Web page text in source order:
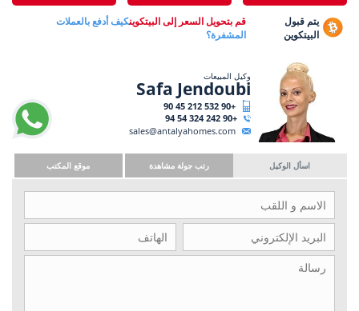
يتم قبول
البيتكوين
قم بتحويل السعر إلى البيتكوينكيف أدفع بالعملات
المشفرة؟
وكيل المبيعات
Safa Jendoubi
+90 532 212 45 90
+90 242 324 54 94
sales@antalyahomes.com
اسأل الوكيل رتب جولة مشاهدة موقع المكتب